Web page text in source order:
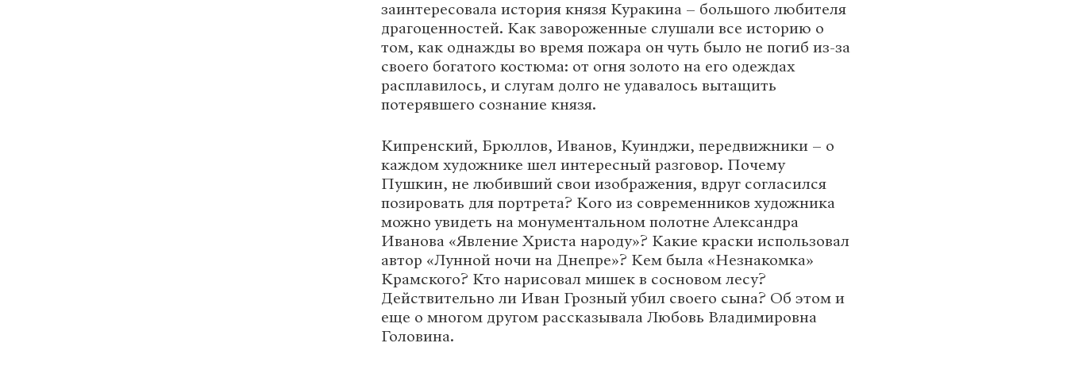
заинтересовала история князя Куракина – большого любителя
драгоценностей. Как завороженные слушали все историю о
том, как однажды во время пожара он чуть было не погиб из-за
своего богатого костюма: от огня золото на его одеждах
расплавилось, и слугам долго не удавалось вытащить
потерявшего сознание князя.
Кипренский, Брюллов, Иванов, Куинджи, передвижники – о
каждом художнике шел интересный разговор. Почему
Пушкин, не любивший свои изображения, вдруг согласился
позировать для портрета? Кого из современников художника
можно увидеть на монументальном полотне Александра
Иванова «Явление Христа народу»? Какие краски использовал
автор «Лунной ночи на Днепре»? Кем была «Незнакомка»
Крамского? Кто нарисовал мишек в сосновом лесу?
Действительно ли Иван Грозный убил своего сына? Об этом и
еще о многом другом рассказывала Любовь Владимировна
Головина.